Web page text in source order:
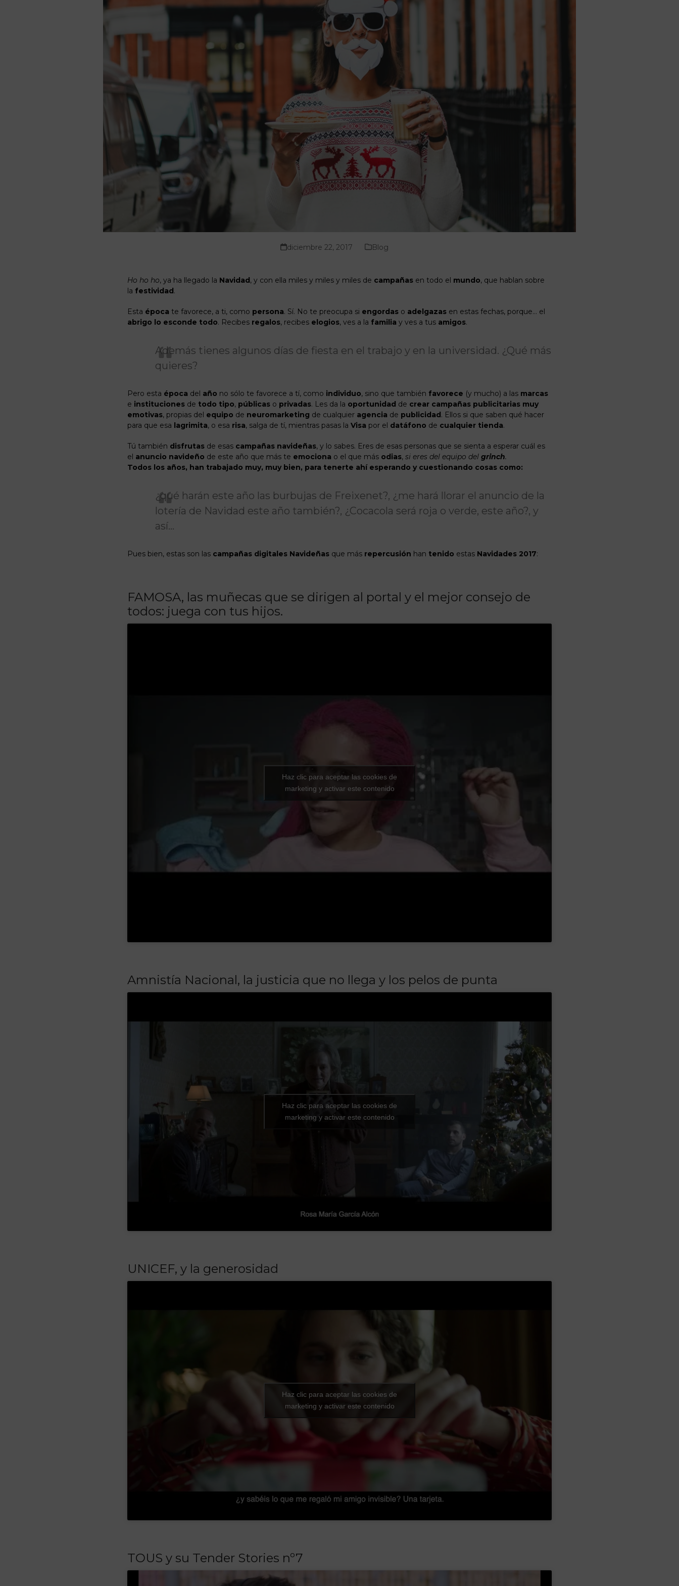
diciembre 22, 2017 Blog
Ho ho ho, ya ha llegado la Navidad, y con ella miles y miles y miles de campañas en todo el mundo, que hablan sobre
la festividad.
Esta época te favorece, a ti, como persona. Sí. No te preocupa si engordas o adelgazas en estas fechas, porque… el
abrigo lo esconde todo. Recibes regalos, recibes elogios, ves a la familia y ves a tus amigos.
Además tienes algunos días de fiesta en el trabajo y en la universidad. ¿Qué más
quieres?
Pero esta época del año no sólo te favorece a tí, como individuo, sino que también favorece (y mucho) a las marcas
e instituciones de todo tipo, públicas o privadas. Les da la oportunidad de crear campañas publicitarias muy
emotivas, propias del equipo de neuromarketing de cualquier agencia de publicidad. Ellos si que saben qué hacer
para que esa lagrimita, o esa risa, salga de tí, mientras pasas la Visa por el datáfono de cualquier tienda.
Tú también disfrutas de esas campañas navideñas, y lo sabes. Eres de esas personas que se sienta a esperar cuál es
el anuncio navideño de este año que más te emociona o el que más odias, si eres del equipo del grinch.
Todos los años, han trabajado muy, muy bien, para tenerte ahí esperando y cuestionando cosas como:
¿qué harán este año las burbujas de Freixenet?, ¿me hará llorar el anuncio de la
lotería de Navidad este año también?, ¿Cocacola será roja o verde, este año?, y
así…
Pues bien, estas son las campañas digitales Navideñas que más repercusión han tenido estas Navidades 2017:
FAMOSA, las muñecas que se dirigen al portal y el mejor consejo de
todos: juega con tus hijos.
Haz clic para aceptar las cookies de
marketing y activar este contenido
Amnistía Nacional, la justicia que no llega y los pelos de punta
Haz clic para aceptar las cookies de
marketing y activar este contenido
UNICEF, y la generosidad
Haz clic para aceptar las cookies de
marketing y activar este contenido
TOUS y su Tender Stories nº7